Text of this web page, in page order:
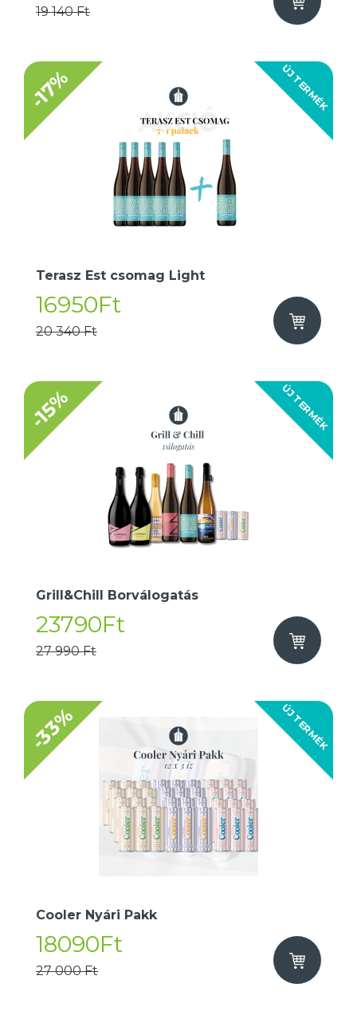
19 140 Ft
ÚJ TERMÉK
-17%
Terasz Est csomag Light
16950Ft
20 340 Ft
ÚJ TERMÉK
-15%
Grill&Chill Borválogatás
23790Ft
27 990 Ft
ÚJ TERMÉK
-33%
Cooler Nyári Pakk
18090Ft
27 000 Ft